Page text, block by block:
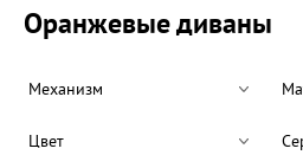
Оранжевые диваны
Механизм
Цвет